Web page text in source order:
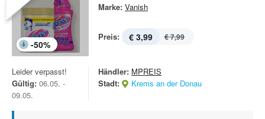
-50%
Marke: Vanish
Preis: € 3,99 € 7,99
Leider verpasst!
Gültig: 06.05. -
09.05.
Händler: MPREIS
Stadt:
Krems an der Donau